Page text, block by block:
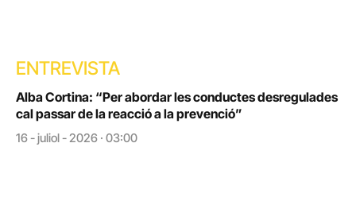
ENTREVISTA
Alba Cortina: “Per abordar les conductes desregulades
cal passar de la reacció a la prevenció”
16 - juliol - 2026 · 03:00